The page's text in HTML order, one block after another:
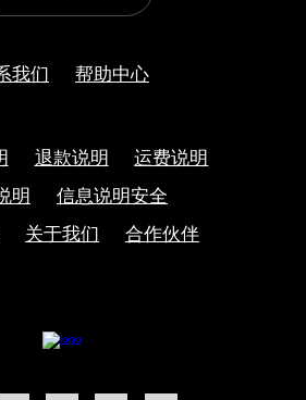
我们 帮助中心
退款说明
运费说明
明
信息说明安全
关于我们 合作伙伴